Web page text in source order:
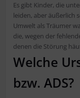
Es gibt Kinder, die
leiden, aber äußerlich
Umwelt als Träumer
die, wegen der
denen die Störung
Welche
bzw. ADS?